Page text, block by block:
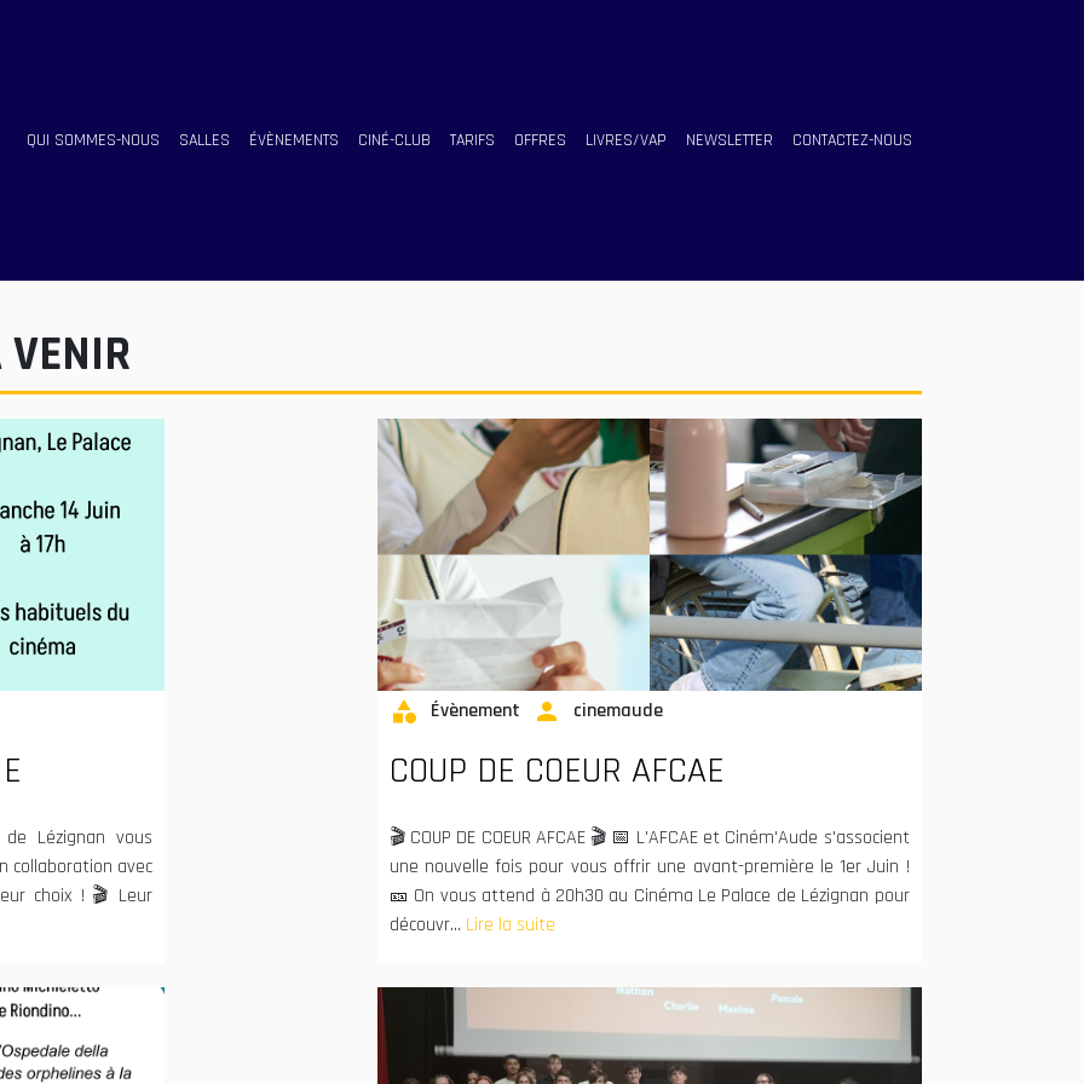
QUI SOMMES-NOUS SALLES ÉVÈNEMENTS CINÉ-CLUB TARIFS OFFRES LIVRES/VAP NEWSLETTER CONTACTEZ-NOUS
Lézignan vous
collaboration avec
choix ! 🎬 Leur
category Évènement person cinemaude
COUP DE COEUR AFCAE
🎬 COUP DE COEUR AFCAE 🎬 📅 L'AFCAE et Ciném'Aude s'associent
une nouvelle fois pour vous offrir une avant-première le 1er Juin !
🎫 On vous attend à 20h30 au Cinéma Le Palace de Lézignan pour
découvr... Lire la suite